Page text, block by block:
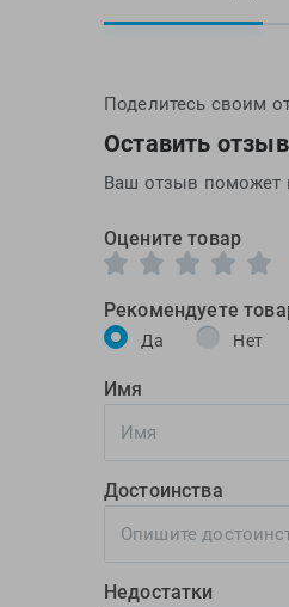
Поделитесь своим
Оставить отзыв
Ваш отзыв поможет
Оцените товар
Рекомендуете
Да Нет
Имя
Достоинства
Недостатки